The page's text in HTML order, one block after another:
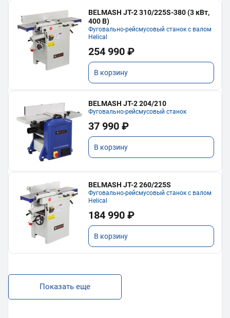
BELMASH JT-2 310/225S-380 (3 кВт,
400 В)
Фуговально-рейсмусовый станок с валом
Helical
254 990 ₽
В корзину
BELMASH JT-2 204/210
Фуговально-рейсмусовый станок
37 990 ₽
В корзину
BELMASH JT-2 260/225S
Фуговально-рейсмусовый станок с валом
Helical
184 990 ₽
В корзину
Показать еще